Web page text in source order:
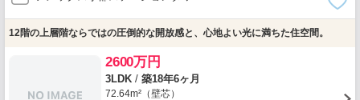
12階の上層階ならではの圧倒的な開放感と、心地よい光に満ちた住空間。
2600万円
3LDK / 築18年6ヶ月
72.64m²（壁芯）